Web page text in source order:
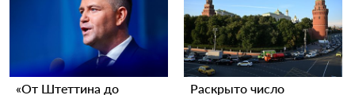
«От Штеттина до Раскрыто число